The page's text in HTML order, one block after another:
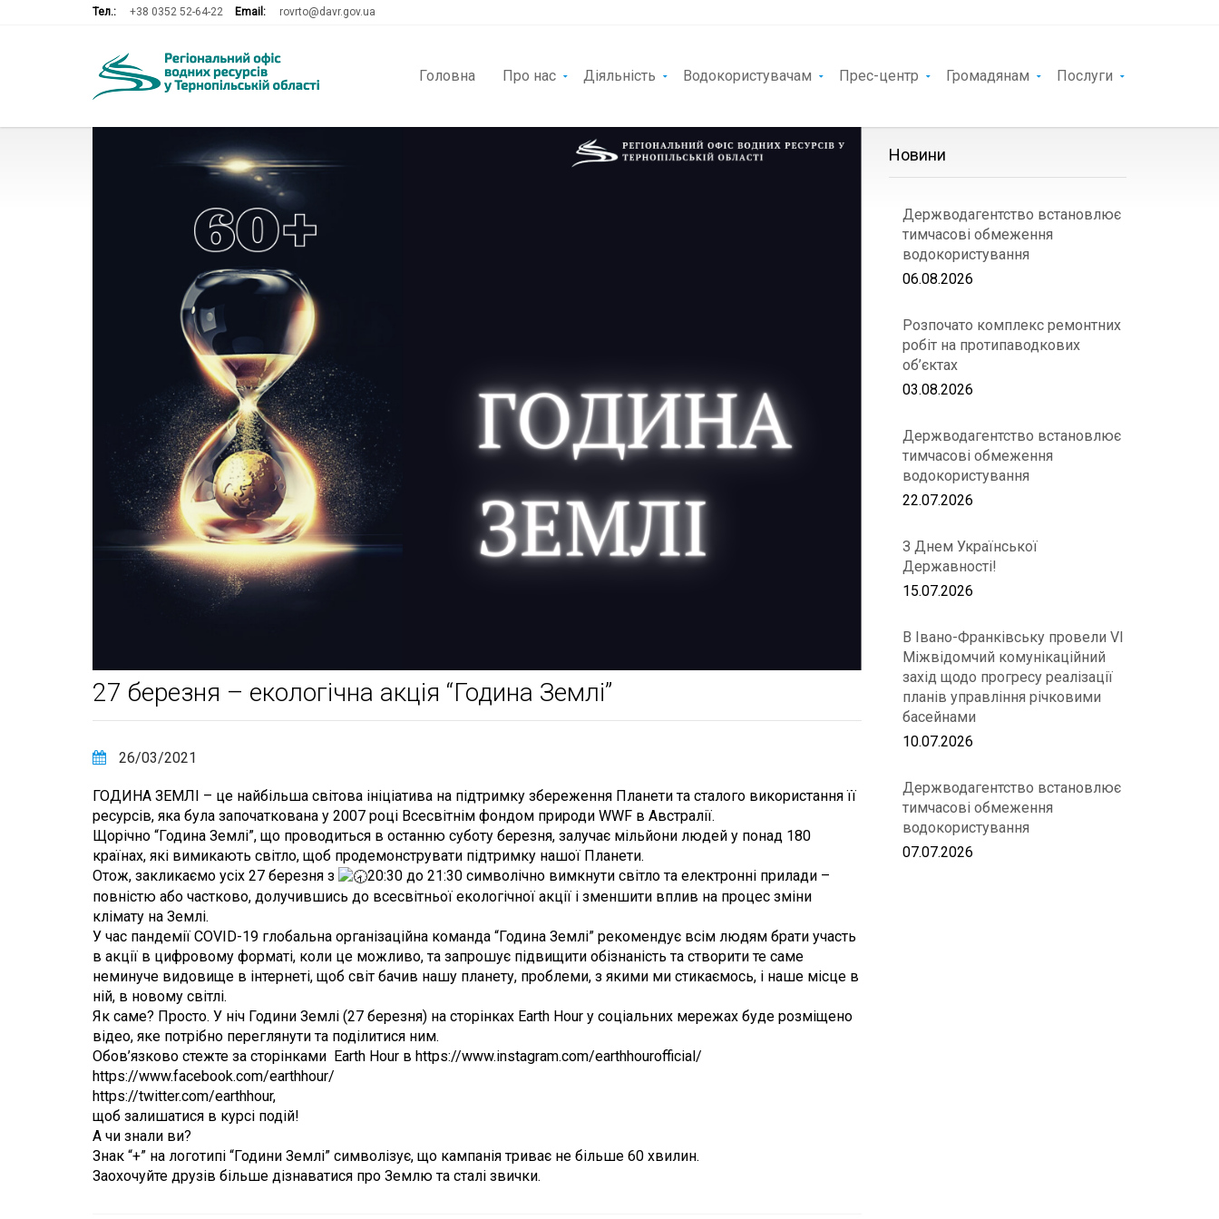
Тел.: +38 0352 52-64-22 Email: rovrto@davr.gov.ua
Головна Про нас Діяльність Водокористувачам Прес-центр Громадянам Послуги
27 березня – екологічна акція “Година Землі”
26/03/2021
ГОДИНА ЗЕМЛІ – це найбільша світова ініціатива на підтримку збереження Планети та сталого використання її
ресурсів, яка була започаткована у 2007 році Всесвітнім фондом природи WWF в Австралії.
Щорічно “Година Землі”, що проводиться в останню суботу березня, залучає мільйони людей у понад 180
країнах, які вимикають світло, щоб продемонструвати підтримку нашої Планети.
Отож, закликаємо усіх 27 березня з
20:30 до 21:30 символічно вимкнути світло та електронні прилади –
повністю або частково, долучившись до всесвітньої екологічної акції і зменшити вплив на процес зміни
клімату на Землі.
У час пандемії COVID-19 глобальна організаційна команда “Година Землі” рекомендує всім людям брати участь
в акції в цифровому форматі, коли це можливо, та запрошує підвищити обізнаність та створити те саме
неминуче видовище в інтернеті, щоб світ бачив нашу планету, проблеми, з якими ми стикаємось, і наше місце в
ній, в новому світлі.
Як саме? Просто. У ніч Години Землі (27 березня) на сторінках Earth Hour у соціальних мережах буде розміщено
відео, яке потрібно переглянути та поділитися ним.
Обов’язково стежте за сторінками Earth Hour в https://www.instagram.com/earthhourofficial/
https://www.facebook.com/earthhour/
https://twitter.com/earthhour,
щоб залишатися в курсі подій!
А чи знали ви?
Знак “+” на логотипі “Години Землі” символізує, що кампанія триває не більше 60 хвилин.
Заохочуйте друзів більше дізнаватися про Землю та сталі звички.
Новини
Держводагентство встановлює
тимчасові обмеження
водокористування
06.08.2026
Розпочато комплекс ремонтних
робіт на протипаводкових
об’єктах
03.08.2026
Держводагентство встановлює
тимчасові обмеження
водокористування
22.07.2026
З Днем Української
Державності!
15.07.2026
В Івано-Франківську провели VІ
Міжвідомчий комунікаційний
захід щодо прогресу реалізації
планів управління річковими
басейнами
10.07.2026
Держводагентство встановлює
тимчасові обмеження
водокористування
07.07.2026